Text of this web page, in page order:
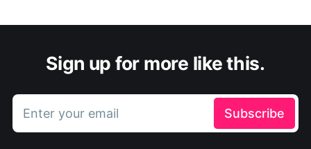
Sign up for more like this.
Enter your email Subscribe